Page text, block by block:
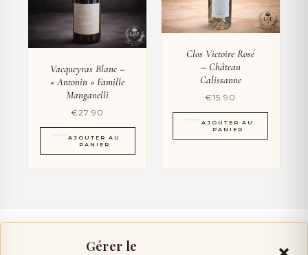
Gérer le
Vacqueyras Blanc –
« Antonin » Famille
Manganelli
€27.90
AJOUTER AU
PANIER
Clos Victoire Rosé
– Château
Calissanne
€15.90
AJOUTER AU
PANIER